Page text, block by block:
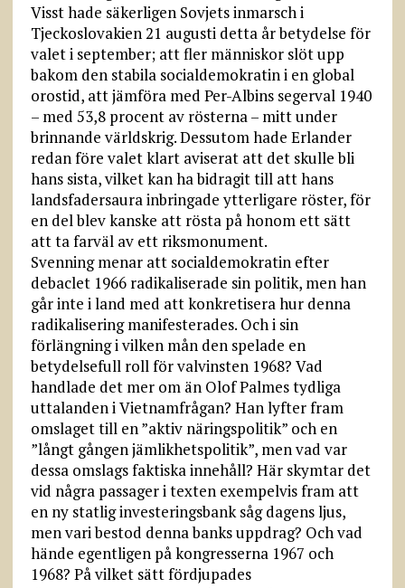
Visst hade säkerligen Sovjets inmarsch i
Tjeckoslovakien 21 augusti detta år betydelse för
valet i september; att fler människor slöt upp
bakom den stabila socialdemokratin i en global
orostid, att jämföra med Per-Albins segerval 1940
– med 53,8 procent av rösterna – mitt under
brinnande världskrig. Dessutom hade Erlander
redan före valet klart aviserat att det skulle bli
hans sista, vilket kan ha bidragit till att hans
landsfadersaura inbringade ytterligare röster, för
en del blev kanske att rösta på honom ett sätt
att ta farväl av ett riksmonument.
Svenning menar att socialdemokratin efter
debaclet 1966 radikaliserade sin politik, men han
går inte i land med att konkretisera hur denna
radikalisering manifesterades. Och i sin
förlängning i vilken mån den spelade en
betydelsefull roll för valvinsten 1968? Vad
handlade det mer om än Olof Palmes tydliga
uttalanden i Vietnamfrågan? Han lyfter fram
omslaget till en ”aktiv näringspolitik” och en
”långt gången jämlikhetspolitik”, men vad var
dessa omslags faktiska innehåll? Här skymtar det
vid några passager i texten exempelvis fram att
en ny statlig investeringsbank såg dagens ljus,
men vari bestod denna banks uppdrag? Och vad
hände egentligen på kongresserna 1967 och
1968? På vilket sätt fördjupades